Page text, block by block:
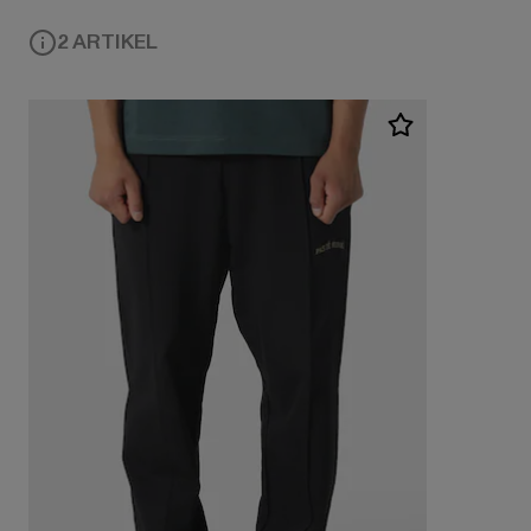
2 ARTIKEL